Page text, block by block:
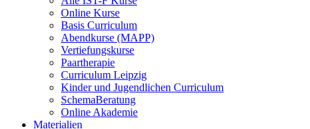
Online Kurse
Basis Curriculum
Abendkurse (MAPP)
Vertiefungskurse
Paartherapie
Curriculum Leipzig
Kinder und Jugendlichen Curriculum
SchemaBeratung
Online Akademie
Materialien